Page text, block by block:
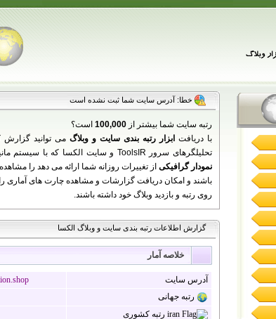
خطا: آدرس سایت شما ثبت نشده است
رتبه سایت شما بیشتر از 100,000 است؟
با دریافت ابزار رتبه بندی سایت و وبلاگ می توانید گزارش
تحلیلگرهای سرور ToolsIR و سایت الکسا که با سیستم مانیتورینگ علاوه بر نمایش اطلاعات سایت شما به زبان فارسی،
نمودار گرافیکی
باشند و امکان دریافت گزارشات و مشاهده چارت های آماری را
روی رتبه و بازدید وبلاگ خود داشته باشند.
گزارش اطلاعات رتبه بندی سایت و وبلاگ الکسا
خلاصه آمار
آدرس سایت
رتبه جهانی
رتبه کشوری